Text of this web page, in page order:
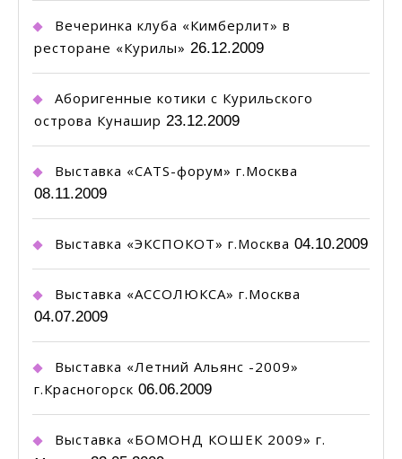
Вечеринка клуба «Кимберлит» в
ресторане «Курилы» 26.12.2009
Аборигенные котики с Курильского
острова Кунашир 23.12.2009
Выставка «CATS-форум» г.Москва
08.11.2009
Выставка «ЭКСПОКОТ» г.Москва 04.10.2009
Выставка «АССОЛЮКСА» г.Москва
04.07.2009
Выставка «Летний Альянс -2009»
г.Красногорск 06.06.2009
Выставка «БОМОНД КОШЕК 2009» г.